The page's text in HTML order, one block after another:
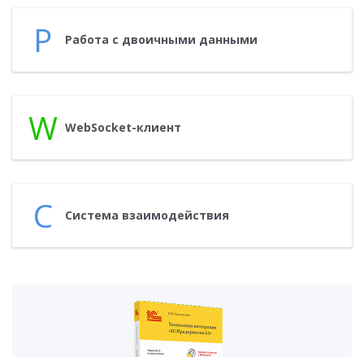
Р Ра­бота с дво­ич­ны­ми дан­ны­ми
W WebSocket-кли­ент
С Сис­те­ма вза­имо­дей­ствия